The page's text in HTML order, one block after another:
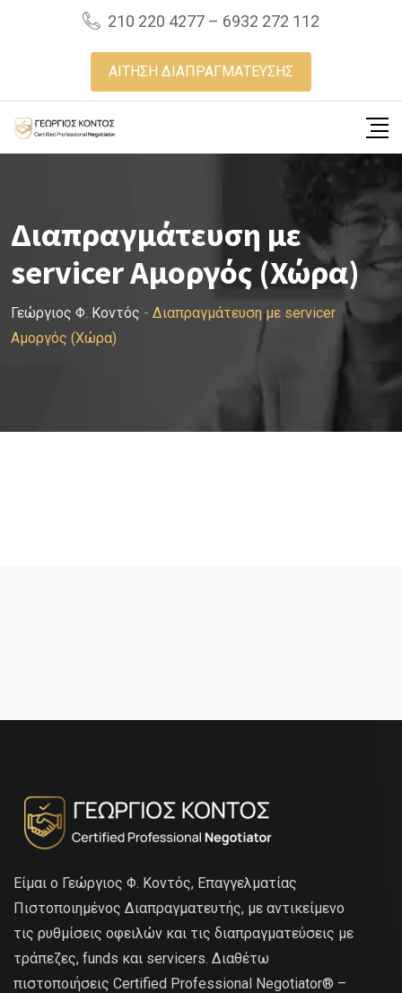
210 220 4277 – 6932 272 112
ΑΙΤΗΣΗ ΔΙΑΠΡΑΓΜΑΤΕΥΣΗΣ
Διαπραγμάτευση με
servicer Αμοργός (Χώρα)
Γεώργιος Φ. Κοντός - Διαπραγμάτευση με servicer
Αμοργός (Χώρα)
Είμαι ο Γεώργιος Φ. Κοντός, Επαγγελματίας
Πιστοποιημένος Διαπραγματευτής, με αντικείμενο
τις ρυθμίσεις οφειλών και τις διαπραγματεύσεις με
τράπεζες, funds και servicers. Διαθέτω
πιστοποιήσεις Certified Professional Negotiator® –